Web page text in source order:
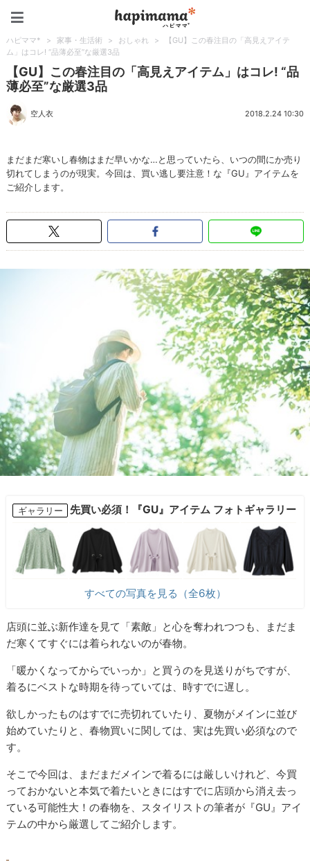
ハピママ* > 家事・生活術 > おしゃれ >
【GU】この春注目の「高見えアイテ
ム」はコレ! “品薄必至”な厳選3品
【GU】この春注目の「高見えアイテム」はコレ! “品
薄必至”な厳選3品
空人衣 2018.2.24 10:30
まだまだ寒いし春物はまだ早いかな…と思っていたら、いつの間にか売り
切れてしまうのが現実。今回は、買い逃し要注意！な『GU』アイテムを
ご紹介します。
ギャラリー 先買い必須！『GU』アイテム フォトギャラリー
すべての写真を見る（全6枚）
店頭に並ぶ新作達を見て「素敵」と心を奪われつつも、まだま
だ寒くてすぐには着られないのが春物。
「暖かくなってからでいっか」と買うのを見送りがちですが、
着るにベストな時期を待っていては、時すでに遅し。
欲しかったものはすでに売切れていたり、夏物がメインに並び
始めていたりと、春物買いに関しては、実は先買い必須なので
す。
そこで今回は、まだまだメインで着るには厳しいけれど、今買
っておかないと本気で着たいときにはすでに店頭から消え去っ
ている可能性大！の春物を、スタイリストの筆者が『GU』アイ
テムの中から厳選してご紹介します。